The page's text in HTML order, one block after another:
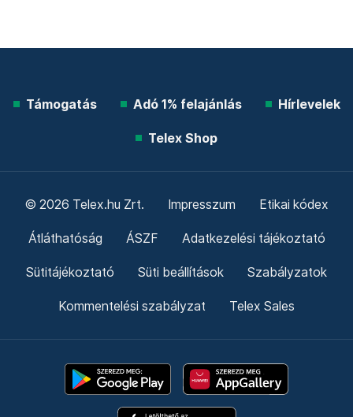
Támogatás Adó 1% felajánlás Hírlevelek
Telex Shop
© 2026 Telex.hu Zrt. Impresszum Etikai kódex
Átláthatóság ÁSZF Adatkezelési tájékoztató
Sütitájékoztató Süti beállítások Szabályzatok
Kommentelési szabályzat Telex Sales